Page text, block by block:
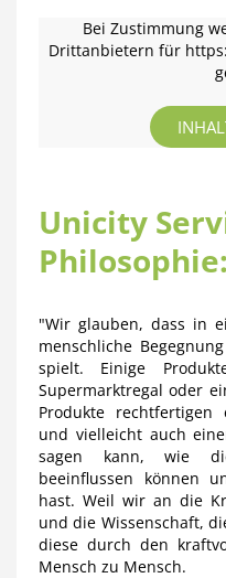
Bei Zustimmung
Drittanbietern für
Unicity
Philosophie:
"Wir glauben, dass in
menschliche
spielt. Einige
Supermarktregal oder
Produkte rechtfertigen
und vielleicht auch
sagen kann, wie
beeinflussen können
hast. Weil wir an die
und die Wissenschaft,
diese durch den
Mensch zu Mensch.